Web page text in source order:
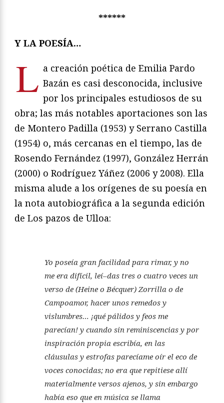
******
Y LA POESÍA…
L a creación poética de Emilia Pardo
Bazán es casi desconocida, inclusive
por los principales estudiosos de su
obra; las más notables aportaciones son las
de Montero Padilla (1953) y Serrano Castilla
(1954) o, más cercanas en el tiempo, las de
Rosendo Fernández (1997), González Herrán
(2000) o Rodríguez Yáñez (2006 y 2008). Ella
misma alude a los orígenes de su poesía en
la nota autobiográfica a la segunda edición
de Los pazos de Ulloa:
Yo poseía gran facilidad para rimar, y no
me era difícil, leí–das tres o cuatro veces un
verso de (Heine o Bécquer) Zorrilla o de
Campoamor, hacer unos remedos y
vislumbres… ¡quépálidos y feos me
parecían! y cuando sin reminiscencias y por
inspiración propia escribía, en las
cláusulas y estrofas parecíame oír el eco de
voces conocidas; no era que repitiese allí
materialmente versos ajenos, y sin embargo
había eso que en música se llama